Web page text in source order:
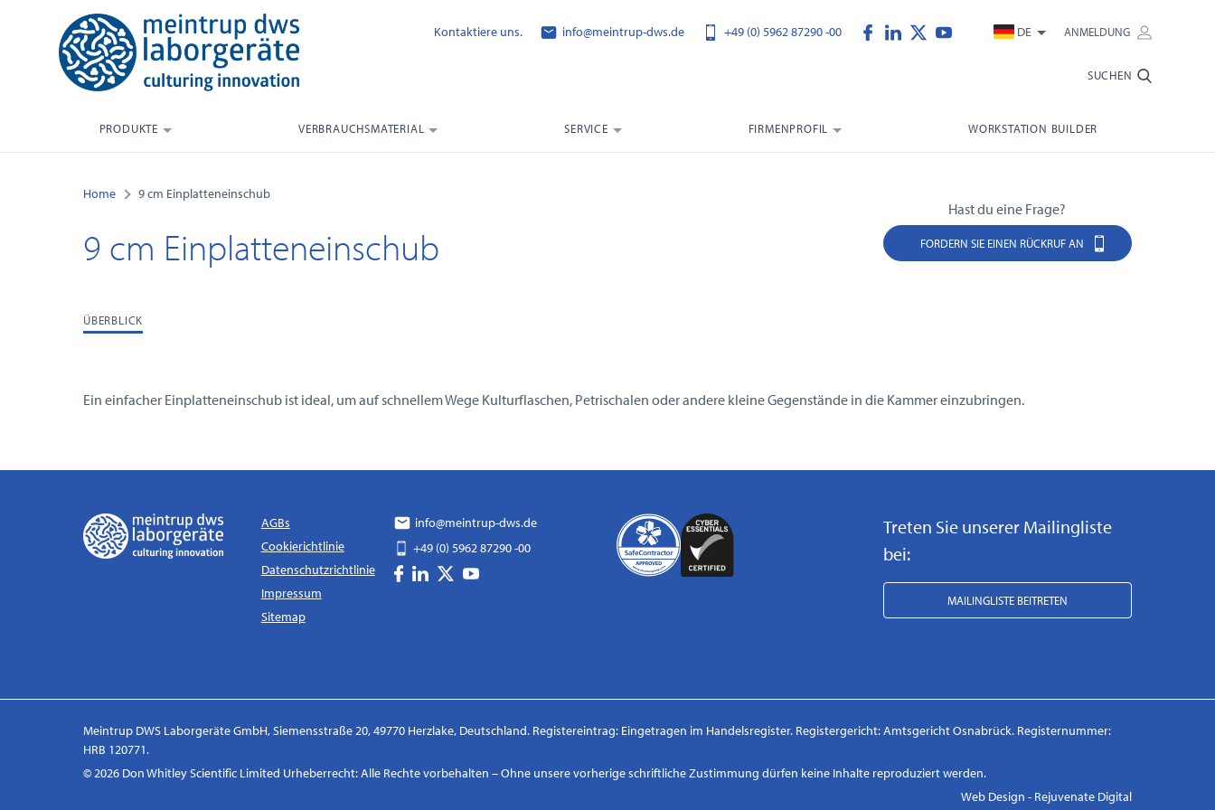
Kontaktiere uns. info@meintrup-dws.de +49 (0) 5962 87290 -00 DE ANMELDUNG
SUCHEN
PRODUKTE VERBRAUCHSMATERIAL SERVICE FIRMENPROFIL WORKSTATION BUILDER
Home 9 cm Einplatteneinschub
9 cm Einplatteneinschub
Hast du eine Frage?
FORDERN SIE EINEN RÜCKRUF AN
ÜBERBLICK
Ein einfacher Einplatteneinschub ist ideal, um auf schnellem Wege Kulturflaschen, Petrischalen oder andere kleine Gegenstände in die Kammer einzubringen.
AGBs
Cookierichtlinie
Datenschutzrichtlinie
Impressum
Sitemap
info@meintrup-dws.de
+49 (0) 5962 87290 -00
Treten Sie unserer Mailingliste
bei:
MAILINGLISTE BEITRETEN
Meintrup DWS Laborgeräte GmbH, Siemensstraße 20, 49770 Herzlake, Deutschland. Registereintrag: Eingetragen im Handelsregister. Registergericht: Amtsgericht Osnabrück. Registernummer:
HRB 120771.
© 2026 Don Whitley Scientific Limited Urheberrecht: Alle Rechte vorbehalten – Ohne unsere vorherige schriftliche Zustimmung dürfen keine Inhalte reproduziert werden.
Web Design - Rejuvenate Digital